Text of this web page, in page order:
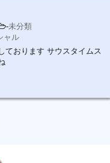
-未分類
ャル
ております サウスタイムス